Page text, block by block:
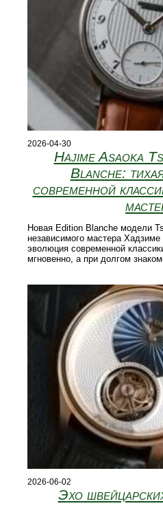
2026-04-30
Hajime Asaoka
Blanche:
современной
Новая Edition Blanche модели
независимого мастера
эволюция современной
мгновенно, а при долгом
2026-06-02
Эхо